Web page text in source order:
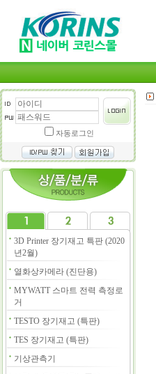
자동로그인
3D Printer 장기재고 특판 (2020
년2월)
열화상카메라 (진단용)
MYWATT 스마트 전력 측정로
거
TESTO 장기재고 (특판)
TES 장기재고 (특판)
기상관측기